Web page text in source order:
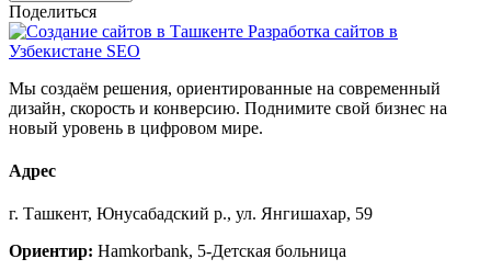
Поделиться
Мы создаём решения, ориентированные на современный
дизайн, скорость и конверсию. Поднимите свой бизнес на
новый уровень в цифровом мире.
Адрес
г. Ташкент, Юнусабадский р., ул. Янгишахар, 59
Ориентир: Hamkorbank, 5-Детская больница